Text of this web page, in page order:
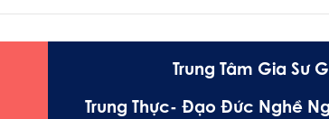
Trung Tâm Gia Sư
Trung Thực- Đạo Đức Nghề